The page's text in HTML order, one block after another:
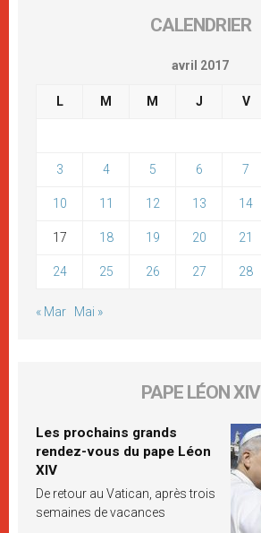
CALENDRIER
avril 2017
L M M J V
3 4 5 6 7
10 11 12 13 14
17 18 19 20 21
24 25 26 27 28
« Mar Mai »
PAPE LÉON XIV
Les prochains grands
rendez-vous du pape Léon
XIV
De retour au Vatican, après trois
semaines de vacances